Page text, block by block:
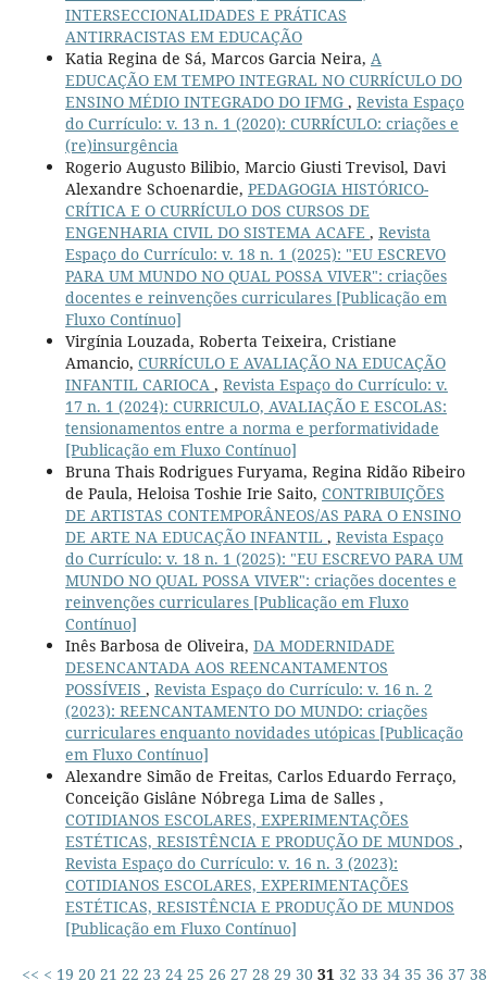
INTERSECCIONALIDADES E PRÁTICAS
ANTIRRACISTAS EM EDUCAÇÃO
Katia Regina de Sá, Marcos Garcia Neira, A
EDUCAÇÃO EM TEMPO INTEGRAL NO CURRÍCULO DO
ENSINO MÉDIO INTEGRADO DO IFMG , Revista Espaço
do Currículo: v. 13 n. 1 (2020): CURRÍCULO: criações e
(re)insurgência
Rogerio Augusto Bilibio, Marcio Giusti Trevisol, Davi
Alexandre Schoenardie, PEDAGOGIA HISTÓRICO-
CRÍTICA E O CURRÍCULO DOS CURSOS DE
ENGENHARIA CIVIL DO SISTEMA ACAFE , Revista
Espaço do Currículo: v. 18 n. 1 (2025): "EU ESCREVO
PARA UM MUNDO NO QUAL POSSA VIVER": criações
docentes e reinvenções curriculares [Publicação em
Fluxo Contínuo]
Virgínia Louzada, Roberta Teixeira, Cristiane
Amancio, CURRÍCULO E AVALIAÇÃO NA EDUCAÇÃO
INFANTIL CARIOCA , Revista Espaço do Currículo: v.
17 n. 1 (2024): CURRICULO, AVALIAÇÃO E ESCOLAS:
tensionamentos entre a norma e performatividade
[Publicação em Fluxo Contínuo]
Bruna Thais Rodrigues Furyama, Regina Ridão Ribeiro
de Paula, Heloisa Toshie Irie Saito, CONTRIBUIÇÕES
DE ARTISTAS CONTEMPORÂNEOS/AS PARA O ENSINO
DE ARTE NA EDUCAÇÃO INFANTIL , Revista Espaço
do Currículo: v. 18 n. 1 (2025): "EU ESCREVO PARA UM
MUNDO NO QUAL POSSA VIVER": criações docentes e
reinvenções curriculares [Publicação em Fluxo
Contínuo]
Inês Barbosa de Oliveira, DA MODERNIDADE
DESENCANTADA AOS REENCANTAMENTOS
POSSÍVEIS , Revista Espaço do Currículo: v. 16 n. 2
(2023): REENCANTAMENTO DO MUNDO: criações
curriculares enquanto novidades utópicas [Publicação
em Fluxo Contínuo]
Alexandre Simão de Freitas, Carlos Eduardo Ferraço,
Conceição Gislâne Nóbrega Lima de Salles ,
COTIDIANOS ESCOLARES, EXPERIMENTAÇÕES
ESTÉTICAS, RESISTÊNCIA E PRODUÇÃO DE MUNDOS ,
Revista Espaço do Currículo: v. 16 n. 3 (2023):
COTIDIANOS ESCOLARES, EXPERIMENTAÇÕES
ESTÉTICAS, RESISTÊNCIA E PRODUÇÃO DE MUNDOS
[Publicação em Fluxo Contínuo]
<< < 19 20 21 22 23 24 25 26 27 28 29 30 31 32 33 34 35 36 37 38